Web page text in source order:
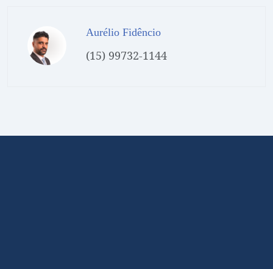
Aurélio Fidêncio
(15) 99732-1144